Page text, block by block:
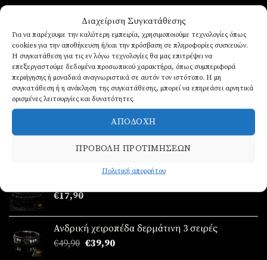
Διαχείριση Συγκατάθεσης
Για να παρέχουμε την καλύτερη εμπειρία, χρησιμοποιούμε τεχνολογίες όπως
cookies για την αποθήκευση ή/και την πρόσβαση σε πληροφορίες συσκευών.
Η συγκατάθεση για τις εν λόγω τεχνολογίες θα μας επιτρέψει να
επεξεργαστούμε δεδομένα προσωπικού χαρακτήρα, όπως συμπεριφορά
περιήγησης ή μοναδικά αναγνωριστικά σε αυτόν τον ιστότοπο. Η μη
συγκατάθεση ή η ανάκληση της συγκατάθεσης, μπορεί να επηρεάσει αρνητικά
ορισμένες λειτουργίες και δυνατότητες.
ΑΠΟΔΟΧΉ
ΠΡΟΒΟΛΉ ΠΡΟΤΙΜΉΣΕΩΝ
Πολιτική απορρήτου
ΝΈΑ ΠΑΡΑΛΑΒΉ!
Σετ γυναικείο απο ατσάλι ( ρολόι - βραχιόλι-
κολιέ-δαχτυλίδι (one size ) -σκουλαρίκια )
€89,90 Original
was:
€89,90.
€69,90Η
τρέχουσα
τιμή
είναι:
κολιέ-δαχτυλίδι (one size ) -σκουλαρίκια )
price
€89,90.
τρέχουσα
είναι:
€17,90
Ανδρική χειροπέδα δερμάτινη 3 σειρές
€49,90 Original
€39,90Η